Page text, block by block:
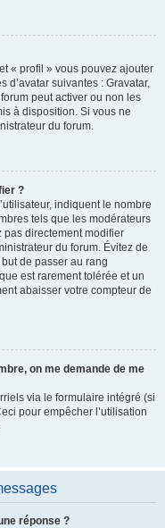
« profil » vous pouvez ajouter
d’avatar suivantes : Gravatar,
peut activer ou non les
à disposition. Si vous ne
du forum.
?
indiquent le nombre
tels que les modérateurs
pas directement modifier
du forum. Évitez de
de passer au rang
est rarement tolérée et un
abaisser votre compteur de
on me demande de me
via le formulaire intégré (si
pour empêcher l’utilisation
réponse ?